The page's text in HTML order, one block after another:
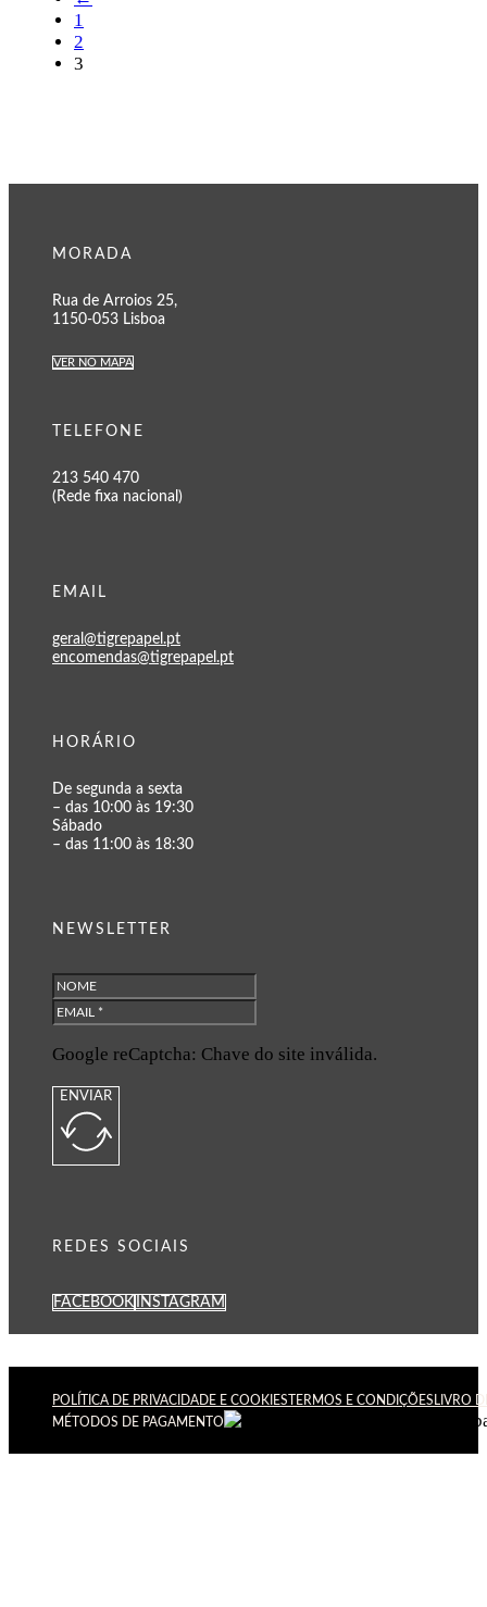
1
2
3
MORADA
Rua de Arroios 25,
1150-053 Lisboa
VER NO MAPA
TELEFONE
213 540 470
(Rede fixa nacional)
EMAIL
geral@tigrepapel.pt
encomendas@tigrepapel.pt
HORÁRIO
De segunda a sexta
– das 10:00 às 19:30
Sábado
– das 11:00 às 18:30
NEWSLETTER
Google reCaptcha: Chave do site inválida.
ENVIAR
REDES SOCIAIS
FACEBOOK INSTAGRAM
POLÍTICA DE PRIVACIDADE E COOKIES TERMOS E CONDIÇÕES LIVRO
MÉTODOS DE PAGAMENTO